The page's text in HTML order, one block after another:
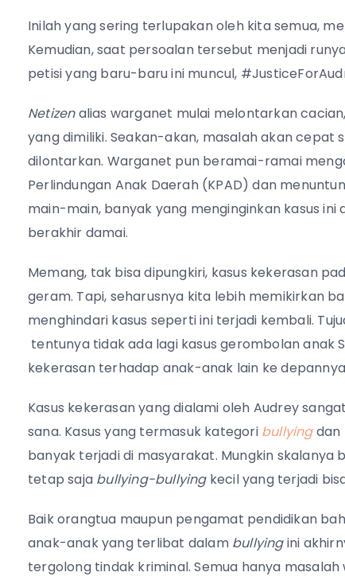
Inilah yang sering terlupakan oleh kita semua,
Kemudian, saat persoalan tersebut menjadi
petisi yang baru-baru ini muncul,
Netizenalias warganet mulai melontarkan
yang dimiliki. Seakan-akan, masalah akan cepat
dilontarkan. Warganet pun beramai-ramai
Perlindungan Anak Daerah (KPAD) dan
main-main, banyak yang menginginkan kasus
berakhir damai.
Memang, tak bisa dipungkiri, kasus kekerasan
geram. Tapi, seharusnya kita lebih memikirkan
menghindari kasus seperti ini terjadi kembali.
tentunya tidak ada lagi kasus gerombolan anak
kekerasan terhadap anak-anak lain ke
Kasus kekerasan yang dialami oleh Audrey
sana. Kasus yang termasuk kategori bullyingdan
banyak terjadi di masyarakat. Mungkin skalanya
tetap saja bullying-bullyingkecil yang terjadi
Baik orangtua maupun pengamat pendidikan
anak-anak yang terlibat dalam bullyingini
tergolong tindak kriminal. Semua hanya